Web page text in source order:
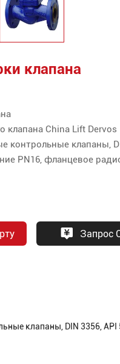
клапана
клапана China Lift Dervos
контрольные клапаны,
PN16, фланцевое
Запрос
клапаны, DIN 3356, API